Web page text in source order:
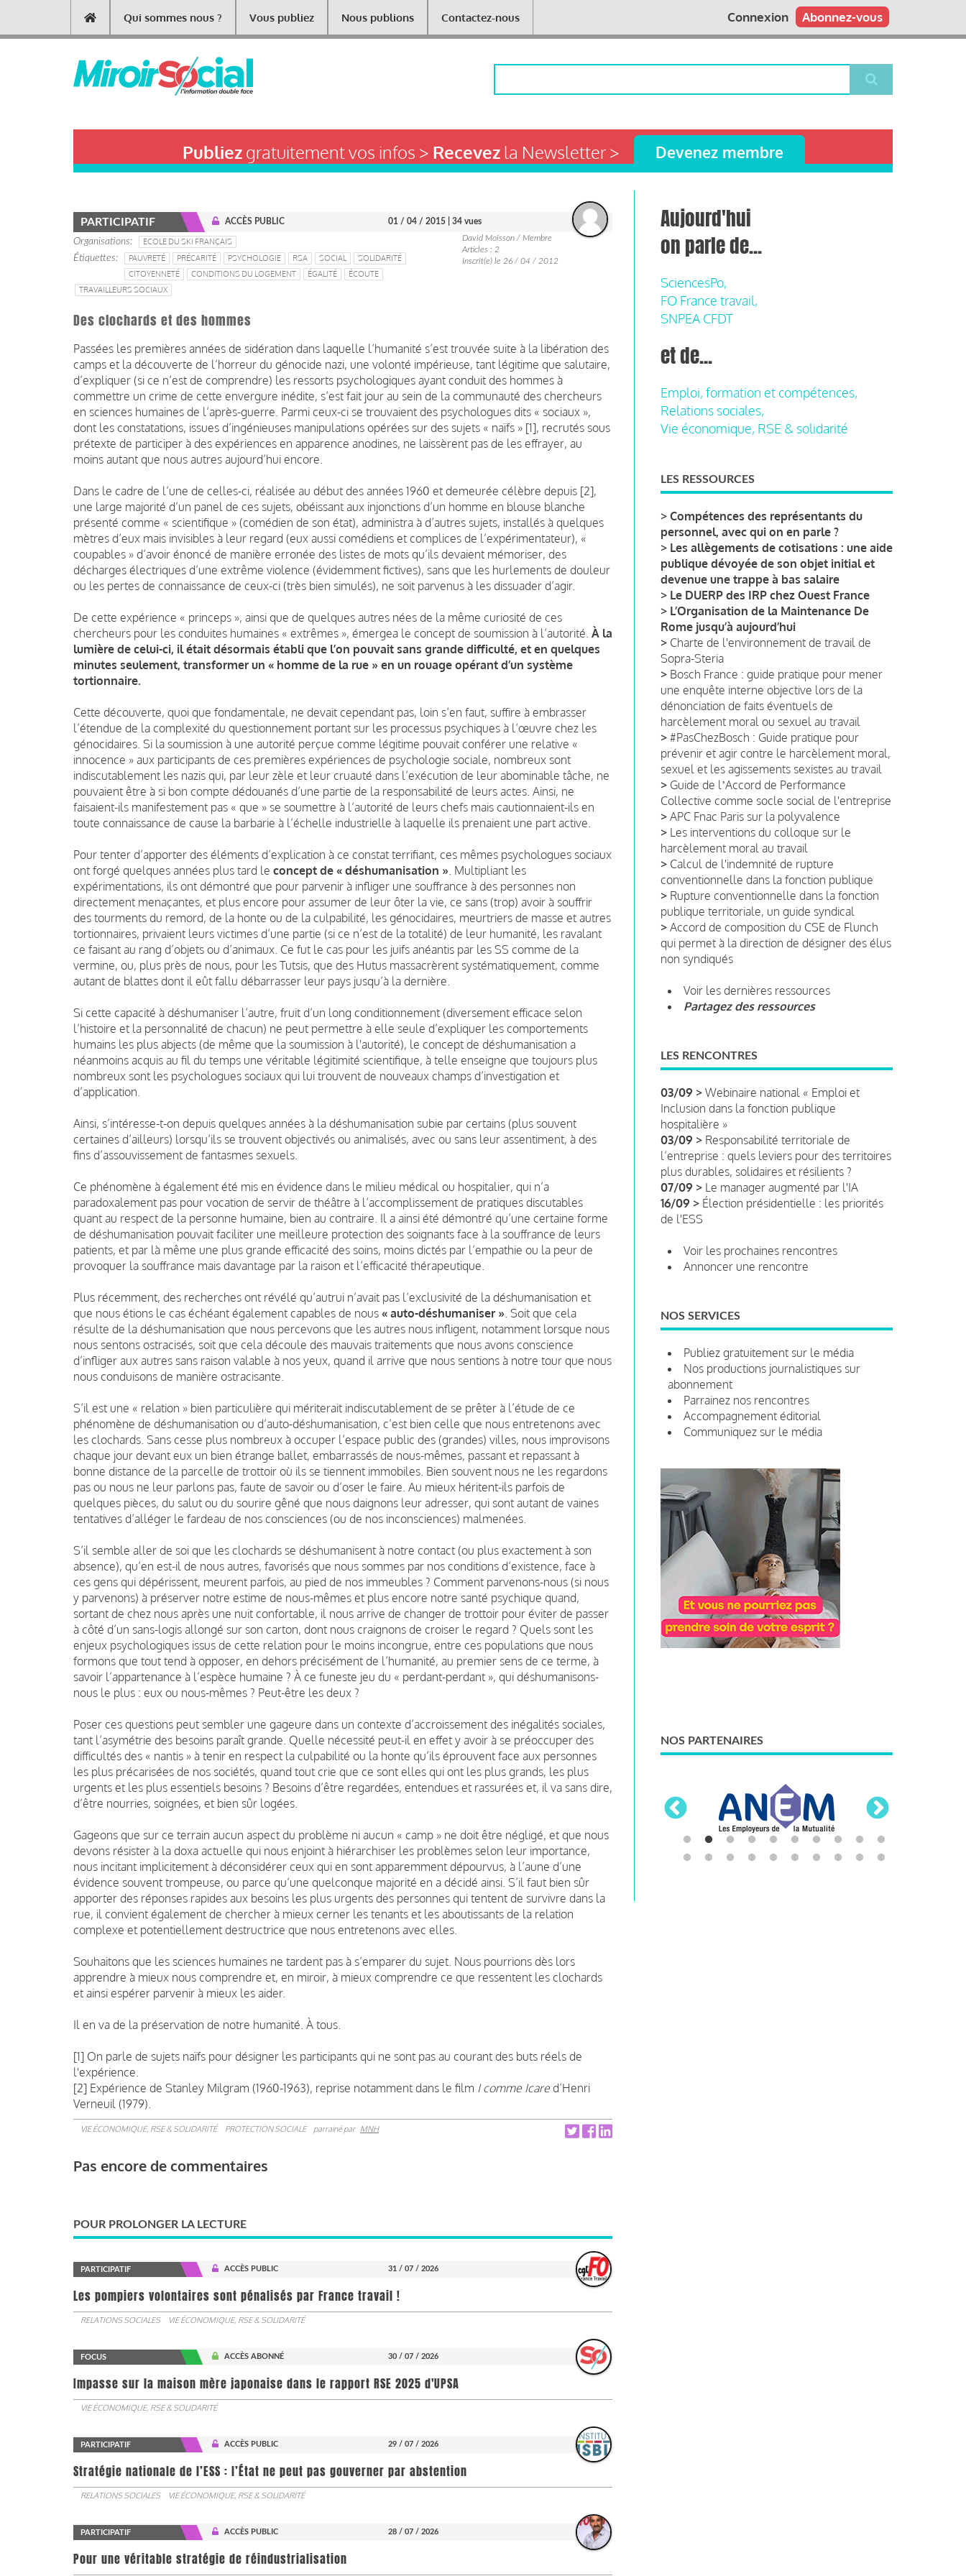
contenu
Main
navigation
Qui sommes nous ? Vous publiez Nous publions Contactez-nous Abonnez-vous
Connexion
Publiezgratuitement vos infos > Recevezla Newsletter > Devenez membre
PARTICIPATIF ACCÈS PUBLIC 01 / 04 / 2015 | 34 vues
Organisations
ECOLE DU SKI FRANÇAIS
Étiquettes
PAUVRETÉ PRÉCARITÉ PSYCHOLOGIE RSA SOCIAL
SOLIDARITÉ
CITOYENNETÉ
CONDITIONS DU LOGEMENT ÉGALITÉ
ÉCOUTE
TRAVAILLEURS SOCIAUX
David Moisson / Membre
Articles : 2
Inscrit(e) le 26 / 04 / 2012
Des clochards et des hommes
Passées les premières années de sidération dans laquelle l’humanité s’est trouvée suite à la libération des
camps et la découverte de l’horreur du génocide nazi, une volonté impérieuse, tant légitime que salutaire,
d’expliquer (si ce n’est de comprendre) les ressorts psychologiques ayant conduit des hommes à
commettre un crime de cette envergure inédite, s’est fait jour au sein de la communauté des chercheurs
en sciences humaines de l’après-guerre. Parmi ceux-ci se trouvaient des psychologues dits « sociaux »,
dont les constatations, issues d’ingénieuses manipulations opérées sur des sujets « naïfs » [1], recrutés sous
prétexte de participer à des expériences en apparence anodines, ne laissèrent pas de les effrayer, au
moins autant que nous autres aujourd’hui encore.
Dans le cadre de l’une de celles-ci, réalisée au début des années 1960 et demeurée célèbre depuis [2],
une large majorité d’un panel de ces sujets, obéissant aux injonctions d’un homme en blouse blanche
présenté comme « scientifique » (comédien de son état), administra à d’autres sujets, installés à quelques
mètres d’eux mais invisibles à leur regard (eux aussi comédiens et complices de l’expérimentateur), «
coupables » d’avoir énoncé de manière erronée des listes de mots qu’ils devaient mémoriser, des
décharges électriques d’une extrême violence (évidemment fictives), sans que les hurlements de douleur
ou les pertes de connaissance de ceux-ci (très bien simulés), ne soit parvenus à les dissuader d’agir.
De cette expérience « princeps », ainsi que de quelques autres nées de la même curiosité de ces
chercheurs pour les conduites humaines « extrêmes », émergea le concept de soumission à l’autorité. À la
lumière de celui-ci, il était désormais établi que l’on pouvait sans grande difficulté, et en quelques
minutes seulement, transformer un « homme de la rue » en un rouage opérant d’un système
tortionnaire.
Cette découverte, quoi que fondamentale, ne devait cependant pas, loin s’en faut, suffire à embrasser
l’étendue de la complexité du questionnement portant sur les processus psychiques à l’œuvre chez les
génocidaires. Si la soumission à une autorité perçue comme légitime pouvait conférer une relative «
innocence » aux participants de ces premières expériences de psychologie sociale, nombreux sont
indiscutablement les nazis qui, par leur zèle et leur cruauté dans l’exécution de leur abominable tâche, ne
pouvaient être à si bon compte dédouanés d’une partie de la responsabilité de leurs actes. Ainsi, ne
faisaient-ils manifestement pas « que » se soumettre à l’autorité de leurs chefs mais cautionnaient-ils en
toute connaissance de cause la barbarie à l’échelle industrielle à laquelle ils prenaient une part active.
Pour tenter d’apporter des éléments d’explication à ce constat terrifiant, ces mêmes psychologues sociaux
ont forgé quelques années plus tard le concept de « déshumanisation » . Multipliant les
expérimentations, ils ont démontré que pour parvenir à infliger une souffrance à des personnes non
directement menaçantes, et plus encore pour assumer de leur ôter la vie, ce sans (trop) avoir à souffrir
des tourments du remord, de la honte ou de la culpabilité, les génocidaires, meurtriers de masse et autres
tortionnaires, privaient leurs victimes d’une partie (si ce n’est de la totalité) de leur humanité, les ravalant
ce faisant au rang d’objets ou d’animaux. Ce fut le cas pour les juifs anéantis par les SS comme de la
vermine, ou, plus près de nous, pour les Tutsis, que des Hutus massacrèrent systématiquement, comme
autant de blattes dont il eût fallu débarrasser leur pays jusqu’à la dernière.
Si cette capacité à déshumaniser l’autre, fruit d’un long conditionnement (diversement efficace selon
l’histoire et la personnalité de chacun) ne peut permettre à elle seule d’expliquer les comportements
humains les plus abjects (de même que la soumission à l'autorité), le concept de déshumanisation a
néanmoins acquis au fil du temps une véritable légitimité scientifique, à telle enseigne que toujours plus
nombreux sont les psychologues sociaux qui lui trouvent de nouveaux champs d’investigation et
d’application.
Ainsi, s’intéresse-t-on depuis quelques années à la déshumanisation subie par certains (plus souvent
certaines d’ailleurs) lorsqu’ils se trouvent objectivés ou animalisés, avec ou sans leur assentiment, à des
fins d’assouvissement de fantasmes sexuels.
Ce phénomène à également été mis en évidence dans le milieu médical ou hospitalier, qui n’a
paradoxalement pas pour vocation de servir de théâtre à l’accomplissement de pratiques discutables
quant au respect de la personne humaine, bien au contraire. Il a ainsi été démontré qu’une certaine forme
de déshumanisation pouvait faciliter une meilleure protection des soignants face à la souffrance de leurs
patients, et par là même une plus grande efficacité des soins, moins dictés par l’empathie ou la peur de
provoquer la souffrance mais davantage par la raison et l’efficacité thérapeutique.
Plus récemment, des recherches ont révélé qu’autrui n’avait pas l’exclusivité de la déshumanisation et
que nous étions le cas échéant également capables de nous « auto-déshumaniser » . Soit que cela
résulte de la déshumanisation que nous percevons que les autres nous infligent, notamment lorsque nous
nous sentons ostracisés, soit que cela découle des mauvais traitements que nous avons conscience
d’infliger aux autres sans raison valable à nos yeux, quand il arrive que nous sentions à notre tour que nous
nous conduisons de manière ostracisante.
S’il est une « relation » bien particulière qui mériterait indiscutablement de se prêter à l’étude de ce
phénomène de déshumanisation ou d’auto-déshumanisation, c’est bien celle que nous entretenons avec
les clochards. Sans cesse plus nombreux à occuper l’espace public des (grandes) villes, nous improvisons
chaque jour devant eux un bien étrange ballet, embarrassés de nous-mêmes, passant et repassant à
bonne distance de la parcelle de trottoir où ils se tiennent immobiles. Bien souvent nous ne les regardons
pas ou nous ne leur parlons pas, faute de savoir ou d’oser le faire. Au mieux héritent-ils parfois de
quelques pièces, du salut ou du sourire gêné que nous daignons leur adresser, qui sont autant de vaines
tentatives d’alléger le fardeau de nos consciences (ou de nos inconsciences) malmenées.
S’il semble aller de soi que les clochards se déshumanisent à notre contact (ou plus exactement à son
absence), qu’en est-il de nous autres, favorisés que nous sommes par nos conditions d’existence, face à
ces gens qui dépérissent, meurent parfois, au pied de nos immeubles ? Comment parvenons-nous (si nous
y parvenons) à préserver notre estime de nous-mêmes et plus encore notre santé psychique quand,
sortant de chez nous après une nuit confortable, il nous arrive de changer de trottoir pour éviter de passer
à côté d’un sans-logis allongé sur son carton, dont nous craignons de croiser le regard ? Quels sont les
enjeux psychologiques issus de cette relation pour le moins incongrue, entre ces populations que nous
formons que tout tend à opposer, en dehors précisément de l’humanité, au premier sens de ce terme, à
savoir l’appartenance à l’espèce humaine ? À ce funeste jeu du « perdant-perdant », qui déshumanisons-
nous le plus : eux ou nous-mêmes ? Peut-être les deux ?
Poser ces questions peut sembler une gageure dans un contexte d’accroissement des inégalités sociales,
tant l’asymétrie des besoins paraît grande. Quelle nécessité peut-il en effet y avoir à se préoccuper des
difficultés des « nantis » à tenir en respect la culpabilité ou la honte qu’ils éprouvent face aux personnes
les plus précarisées de nos sociétés, quand tout crie que ce sont elles qui ont les plus grands, les plus
urgents et les plus essentiels besoins ? Besoins d’être regardées, entendues et rassurées et, il va sans dire,
d’être nourries, soignées, et bien sûr logées.
Gageons que sur ce terrain aucun aspect du problème ni aucun « camp » ne doit être négligé, et que nous
devons résister à la doxa actuelle qui nous enjoint à hiérarchiser les problèmes selon leur importance,
nous incitant implicitement à déconsidérer ceux qui en sont apparemment dépourvus, à l’aune d’une
évidence souvent trompeuse, ou parce qu’une quelconque majorité en a décidé ainsi. S’il faut bien sûr
apporter des réponses rapides aux besoins les plus urgents des personnes qui tentent de survivre dans la
rue, il convient également de chercher à mieux cerner les tenants et les aboutissants de la relation
complexe et potentiellement destructrice que nous entretenons avec elles.
Souhaitons que les sciences humaines ne tardent pas à s’emparer du sujet. Nous pourrions dès lors
apprendre à mieux nous comprendre et, en miroir, à mieux comprendre ce que ressentent les clochards
et ainsi espérer parvenir à mieux les aider.
Il en va de la préservation de notre humanité. À tous.
[1] On parle de sujets naïfs pour désigner les participants qui ne sont pas au courant des buts réels de
l'expérience.
[2] Expérience de Stanley Milgram (1960-1963), reprise notamment dans le film I comme Icare d’Henri
Verneuil (1979).
VIE ÉCONOMIQUE, RSE & SOLIDARITÉ PROTECTION SOCIALE parrainé par MNH
Pas encore de commentaires
POUR PROLONGER LA LECTURE
PARTICIPATIF ACCÈS PUBLIC 31 / 07 / 2026
Les pompiers volontaires sont pénalisés par France travail !
RELATIONS SOCIALES VIE ÉCONOMIQUE, RSE & SOLIDARITÉ
FOCUS ACCÈS ABONNÉ 30 / 07 / 2026
Impasse sur la maison mère japonaise dans le rapport RSE 2025 d'UPSA
VIE ÉCONOMIQUE, RSE & SOLIDARITÉ
PARTICIPATIF ACCÈS PUBLIC 29 / 07 / 2026
Stratégie nationale de l’ESS : l’État ne peut pas gouverner par abstention
RELATIONS SOCIALES VIE ÉCONOMIQUE, RSE & SOLIDARITÉ
PARTICIPATIF ACCÈS PUBLIC 28 / 07 / 2026
Pour une véritable stratégie de réindustrialisation
Aujourd'hui
on parle de...
SciencesPo,
FO France travail,
SNPEA CFDT
et de...
Emploi, formation et compétences,
Relations sociales,
Vie économique, RSE & solidarité
LES RESSOURCES
> Compétences des représentants du
personnel, avec qui on en parle ?
> Les allègements de cotisations : une aide
publique dévoyée de son objet initial et
devenue une trappe à bas salaire
> Le DUERP des IRP chez Ouest France
> L’Organisation de la Maintenance De
Rome jusqu’à aujourd’hui
> Charte de l'environnement de travail de
Sopra-Steria
> Bosch France : guide pratique pour mener
une enquête interne objective lors de la
dénonciation de faits éventuels de
harcèlement moral ou sexuel au travail
> #PasChezBosch : Guide pratique pour
prévenir et agir contre le harcèlement moral,
sexuel et les agissements sexistes au travail
> Guide de lʼAccord de Performance
Collective comme socle social de l'entreprise
> APC Fnac Paris sur la polyvalence
> Les interventions du colloque sur le
harcèlement moral au travail
> Calcul de l'indemnité de rupture
conventionnelle dans la fonction publique
> Rupture conventionnelle dans la fonction
publique territoriale, un guide syndical
> Accord de composition du CSE de Flunch
qui permet à la direction de désigner des élus
non syndiqués
Voir les dernières ressources
Partagez des ressources
LES RENCONTRES
03/09 > Webinaire national « Emploi et
Inclusion dans la fonction publique
hospitalière »
03/09 > Responsabilité territoriale de
l’entreprise : quels leviers pour des territoires
plus durables, solidaires et résilients ?
07/09 > Le manager augmenté par l'IA
16/09 > Élection présidentielle : les priorités
de l'ESS
Voir les prochaines rencontres
Annoncer une rencontre
NOS SERVICES
Publiez gratuitement sur le média
Nos productions journalistiques sur
abonnement
Parrainez nos rencontres
Accompagnement éditorial
Communiquez sur le média
NOS PARTENAIRES